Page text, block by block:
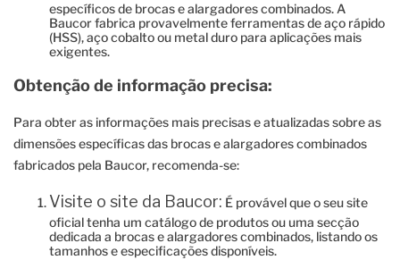
específicos de brocas e alargadores combinados. A
Baucor fabrica provavelmente ferramentas de aço rápido
(HSS), aço cobalto ou metal duro para aplicações mais
exigentes.
Obtenção de informação precisa:
Para obter as informações mais precisas e atualizadas sobre as
dimensões específicas das brocas e alargadores combinados
fabricados pela Baucor, recomenda-se:
Visite o site da Baucor: É provável que o seu site
oficial tenha um catálogo de produtos ou uma secção
dedicada a brocas e alargadores combinados, listando os
tamanhos e especificações disponíveis.